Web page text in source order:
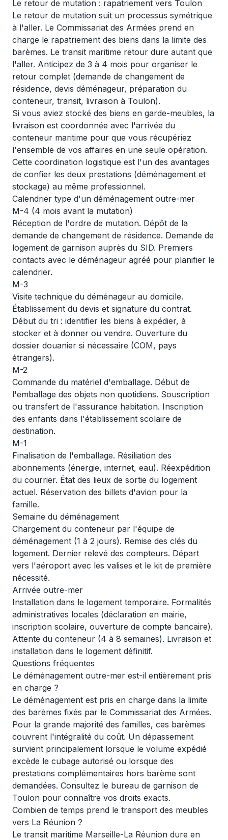
Le retour de mutation : rapatriement vers Toulon
Le retour de mutation suit un processus symétrique
à l'aller. Le Commissariat des Armées prend en
charge le rapatriement des biens dans la limite des
barèmes. Le transit maritime retour dure autant que
l'aller. Anticipez de 3 à 4 mois pour organiser le
retour complet (demande de changement de
résidence, devis déménageur, préparation du
conteneur, transit, livraison à Toulon).
Si vous aviez stocké des biens en garde-meubles, la
livraison est coordonnée avec l'arrivée du
conteneur maritime pour que vous récupériez
l'ensemble de vos affaires en une seule opération.
Cette coordination logistique est l'un des avantages
de confier les deux prestations (déménagement et
stockage) au même professionnel.
Calendrier type d'un déménagement outre-mer
M-4 (4 mois avant la mutation)
Réception de l'ordre de mutation. Dépôt de la
demande de changement de résidence. Demande de
logement de garnison auprès du SID. Premiers
contacts avec le déménageur agréé pour planifier le
calendrier.
M-3
Visite technique du déménageur au domicile.
Établissement du devis et signature du contrat.
Début du tri : identifier les biens à expédier, à
stocker et à donner ou vendre. Ouverture du
dossier douanier si nécessaire (COM, pays
étrangers).
M-2
Commande du matériel d'emballage. Début de
l'emballage des objets non quotidiens. Souscription
ou transfert de l'assurance habitation. Inscription
des enfants dans l'établissement scolaire de
destination.
M-1
Finalisation de l'emballage. Résiliation des
abonnements (énergie, internet, eau). Réexpédition
du courrier. État des lieux de sortie du logement
actuel. Réservation des billets d'avion pour la
famille.
Semaine du déménagement
Chargement du conteneur par l'équipe de
déménagement (1 à 2 jours). Remise des clés du
logement. Dernier relevé des compteurs. Départ
vers l'aéroport avec les valises et le kit de première
nécessité.
Arrivée outre-mer
Installation dans le logement temporaire. Formalités
administratives locales (déclaration en mairie,
inscription scolaire, ouverture de compte bancaire).
Attente du conteneur (4 à 8 semaines). Livraison et
installation dans le logement définitif.
Questions fréquentes
Le déménagement outre-mer est-il entièrement pris
en charge ?
Le déménagement est pris en charge dans la limite
des barèmes fixés par le Commissariat des Armées.
Pour la grande majorité des familles, ces barèmes
couvrent l'intégralité du coût. Un dépassement
survient principalement lorsque le volume expédié
excède le cubage autorisé ou lorsque des
prestations complémentaires hors barème sont
demandées. Consultez le bureau de garnison de
Toulon pour connaître vos droits exacts.
Combien de temps prend le transport des meubles
vers La Réunion ?
Le transit maritime Marseille-La Réunion dure en